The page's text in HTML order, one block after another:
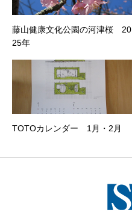
藤山健康文化公園の河津桜 20
25年
TOTOカレンダー 1月・2月